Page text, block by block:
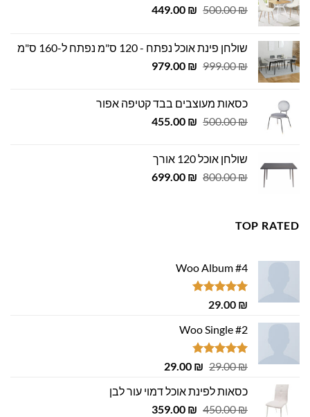
500.00₪
המחיר
500.00 ₪.
449.00 ₪
המחיר
449.00 ₪.שולחן פינת אוכל נפתח - 120 ס"מ נפתח ל-160 ס"מ
999.00₪
המחיר
999.00 ₪.
979.00 ₪
המחיר
979.00 ₪.
כסאות מעוצבים בבד קטיפה אפור
500.00₪
המחיר
500.00 ₪.
455.00 ₪
המחיר
שולחן אוכל 120 אורך
800.00₪
המחיר
699.00 ₪
המחיר
TOP RATED
Woo Album #4
דורג5.00
29.00 ₪
Woo Single #2
דורג4.75
29.00₪
המחיר
היה:
29.00 ₪.
29.00 ₪
המחיר
הוא:
29.00 ₪.
כסאות לפינת אוכל דמוי עור לבן
450.00₪
המחיר
359.00 ₪
המחיר